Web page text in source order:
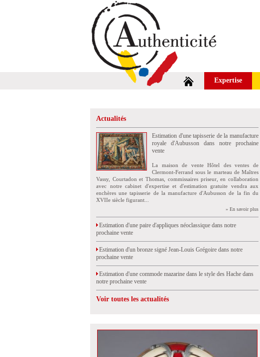
Expertise
Actualités
Estimation d'une tapisserie de la manufacture
royale d'Aubusson dans notre prochaine
vente
La maison de vente Hôtel des ventes de
Clermont-Ferrand sous le marteau de Maîtres
Vassy, Courtadon et Thomas, commissaires priseur, en collaboration
avec notre cabinet d'expertise et d'estimation gratuite vendra aux
enchères une tapisserie de la manufacture d'Aubusson de la fin du
XVIIe siècle figurant...
» En savoir plus
Estimation d'une paire d'appliques néoclassique dans notre
prochaine vente
Estimation d'un bronze signé Jean-Louis Grégoire dans notre
prochaine vente
Estimation d'une commode mazarine dans le style des Hache dans
notre prochaine vente
Voir toutes les actualités